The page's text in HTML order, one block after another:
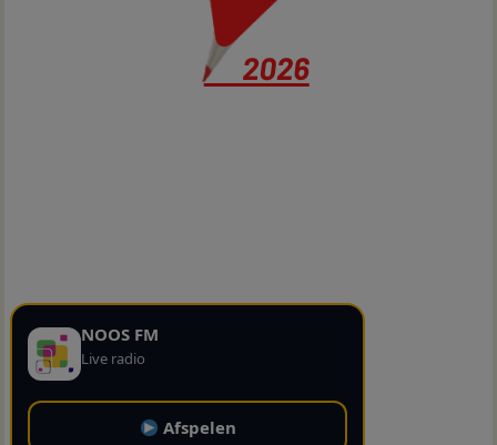
NOOS FM
Live radio
Afspelen